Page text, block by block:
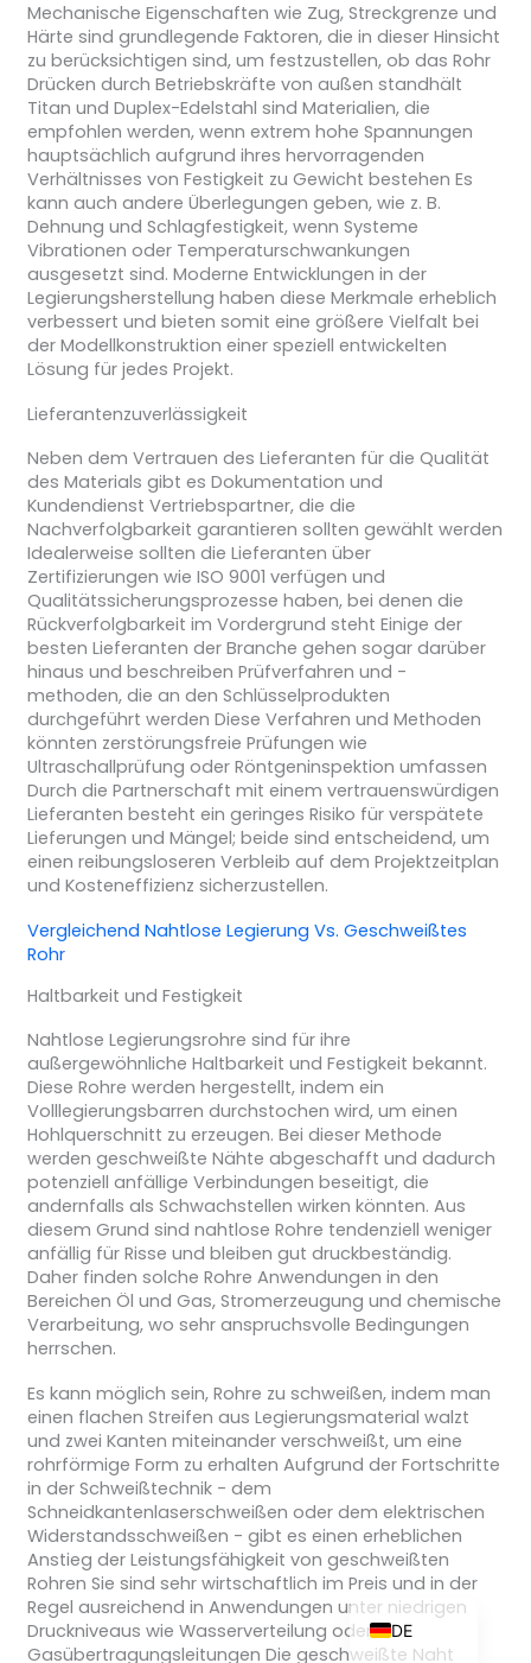
Mechanische Eigenschaften wie Zug, Streckgrenze und
Härte sind grundlegende Faktoren, die in dieser Hinsicht
zu berücksichtigen sind, um festzustellen, ob das Rohr
Drücken durch Betriebskräfte von außen standhält
Titan und Duplex-Edelstahl sind Materialien, die
empfohlen werden, wenn extrem hohe Spannungen
hauptsächlich aufgrund ihres hervorragenden
Verhältnisses von Festigkeit zu Gewicht bestehen Es
kann auch andere Überlegungen geben, wie z. B.
Dehnung und Schlagfestigkeit, wenn Systeme
Vibrationen oder Temperaturschwankungen
ausgesetzt sind. Moderne Entwicklungen in der
Legierungsherstellung haben diese Merkmale erheblich
verbessert und bieten somit eine größere Vielfalt bei
der Modellkonstruktion einer speziell entwickelten
Lösung für jedes Projekt.
Lieferantenzuverlässigkeit
Neben dem Vertrauen des Lieferanten für die Qualität
des Materials gibt es Dokumentation und
Kundendienst Vertriebspartner, die die
Nachverfolgbarkeit garantieren sollten gewählt werden
Idealerweise sollten die Lieferanten über
Zertifizierungen wie ISO 9001 verfügen und
Qualitätssicherungsprozesse haben, bei denen die
Rückverfolgbarkeit im Vordergrund steht Einige der
besten Lieferanten der Branche gehen sogar darüber
hinaus und beschreiben Prüfverfahren und -
methoden, die an den Schlüsselprodukten
durchgeführt werden Diese Verfahren und Methoden
könnten zerstörungsfreie Prüfungen wie
Ultraschallprüfung oder Röntgeninspektion umfassen
Durch die Partnerschaft mit einem vertrauenswürdigen
Lieferanten besteht ein geringes Risiko für verspätete
Lieferungen und Mängel; beide sind entscheidend, um
einen reibungsloseren Verbleib auf dem Projektzeitplan
und Kosteneffizienz sicherzustellen.
Vergleichend Nahtlose Legierung Vs. Geschweißtes
Rohr
Haltbarkeit und Festigkeit
Nahtlose Legierungsrohre sind für ihre
außergewöhnliche Haltbarkeit und Festigkeit bekannt.
Diese Rohre werden hergestellt, indem ein
Volllegierungsbarren durchstochen wird, um einen
Hohlquerschnitt zu erzeugen. Bei dieser Methode
werden geschweißte Nähte abgeschafft und dadurch
potenziell anfällige Verbindungen beseitigt, die
andernfalls als Schwachstellen wirken könnten. Aus
diesem Grund sind nahtlose Rohre tendenziell weniger
anfällig für Risse und bleiben gut druckbeständig.
Daher finden solche Rohre Anwendungen in den
Bereichen Öl und Gas, Stromerzeugung und chemische
Verarbeitung, wo sehr anspruchsvolle Bedingungen
herrschen.
Es kann möglich sein, Rohre zu schweißen, indem man
einen flachen Streifen aus Legierungsmaterial walzt
und zwei Kanten miteinander verschweißt, um eine
rohrförmige Form zu erhalten Aufgrund der Fortschritte
in der Schweißtechnik - dem
Schneidkantenlaserschweißen oder dem elektrischen
Widerstandsschweißen - gibt es einen erheblichen
Anstieg der Leistungsfähigkeit von geschweißten
Rohren Sie sind sehr wirtschaftlich im Preis und in der
Regel ausreichend in Anwendungen unter niedrigen
Druckniveaus wie Wasserverteilung oder
Gasübertragungsleitungen Die geschweißte Naht
DE
EN
NL
FR
IT
JA
KO
RU
ES
ZH_TW